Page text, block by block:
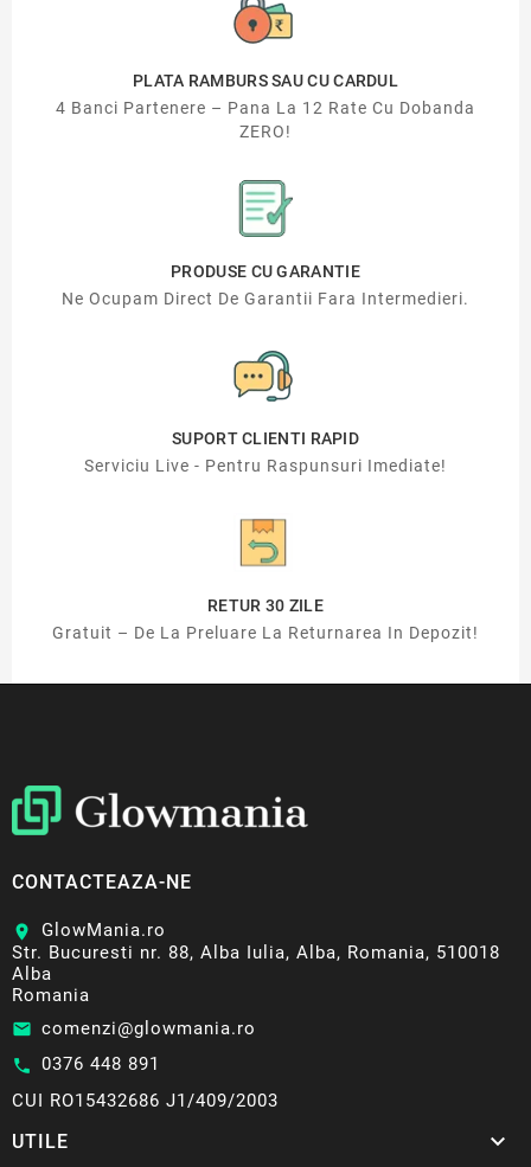
PLATA RAMBURS SAU CU CARDUL
4 Banci Partenere – Pana La 12 Rate Cu Dobanda
ZERO!
PRODUSE CU GARANTIE
Ne Ocupam Direct De Garantii Fara Intermedieri.
SUPORT CLIENTI RAPID
Serviciu Live - Pentru Raspunsuri Imediate!
RETUR 30 ZILE
Gratuit – De La Preluare La Returnarea In Depozit!
CONTACTEAZA-NE
location_on
GlowMania.ro
Str. Bucuresti nr. 88, Alba Iulia, Alba, Romania, 510018
Alba
Romania
email comenzi@glowmania.ro
call 0376 448 891
CUI RO15432686 J1/409/2003
UTILE 